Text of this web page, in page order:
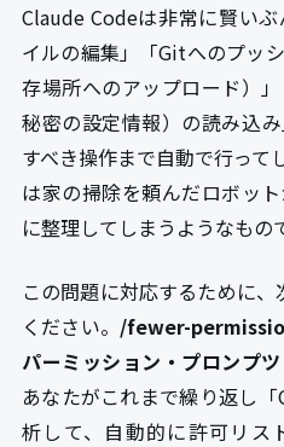
Claude Codeは非常に賢い
イルの編集」「Gitへのプッ
存場所へのアップロード）
秘密の設定情報）の読み込
すべき操作まで自動で行って
は家の掃除を頼んだロボッ
に整理してしまうようなもの
この問題に対応するために
ください。 /fewer-
パーミッション・プロンプツ
あなたがこれまで繰り返し
析して、自動的に許可リス